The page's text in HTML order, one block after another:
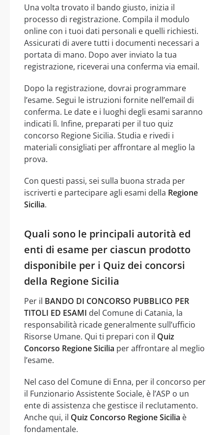
Una volta trovato il bando giusto, inizia il
processo di registrazione. Compila il modulo
online con i tuoi dati personali e quelli richiesti.
Assicurati di avere tutti i documenti necessari a
portata di mano. Dopo aver inviato la tua
registrazione, riceverai una conferma via email.
Dopo la registrazione, dovrai programmare
l’esame. Segui le istruzioni fornite nell’email di
conferma. Le date e i luoghi degli esami saranno
indicati lì. Infine, preparati per il tuo quiz
concorso Regione Sicilia. Studia e rivedi i
materiali consigliati per affrontare al meglio la
prova.
Con questi passi, sei sulla buona strada per
iscriverti e partecipare agli esami della Regione
Sicilia.
Quali sono le principali autorità ed
enti di esame per ciascun prodotto
disponibile per i Quiz dei concorsi
della Regione Sicilia
Per il BANDO DI CONCORSO PUBBLICO PER
TITOLI ED ESAMI del Comune di Catania, la
responsabilità ricade generalmente sull’ufficio
Risorse Umane. Qui ti prepari con il Quiz
Concorso Regione Sicilia per affrontare al meglio
l’esame.
Nel caso del Comune di Enna, per il concorso per
il Funzionario Assistente Sociale, è l’ASP o un
ente di assistenza che gestisce il reclutamento.
Anche qui, il Quiz Concorso Regione Sicilia è
fondamentale.